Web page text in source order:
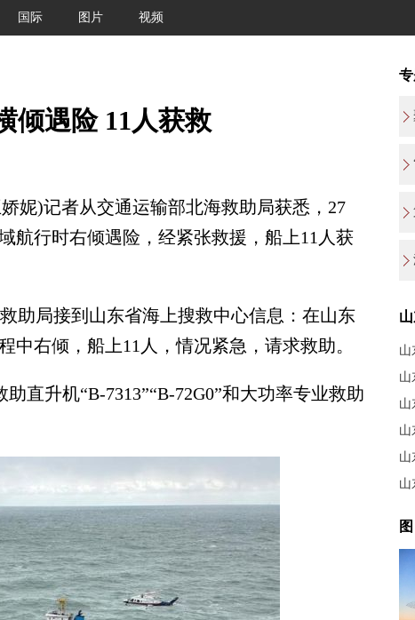
国际 图片 视频
倾遇险 11人获救
)记者从交通运输部北海救助局获悉，27
航行时右倾遇险，经紧张救援，船上11人获
局接到山东省海上搜救中心信息：在山东
中右倾，船上11人，情况紧急，请求救助。
升机“B-7313”“B-72G0”和大功率专业救助
山
山
山
山